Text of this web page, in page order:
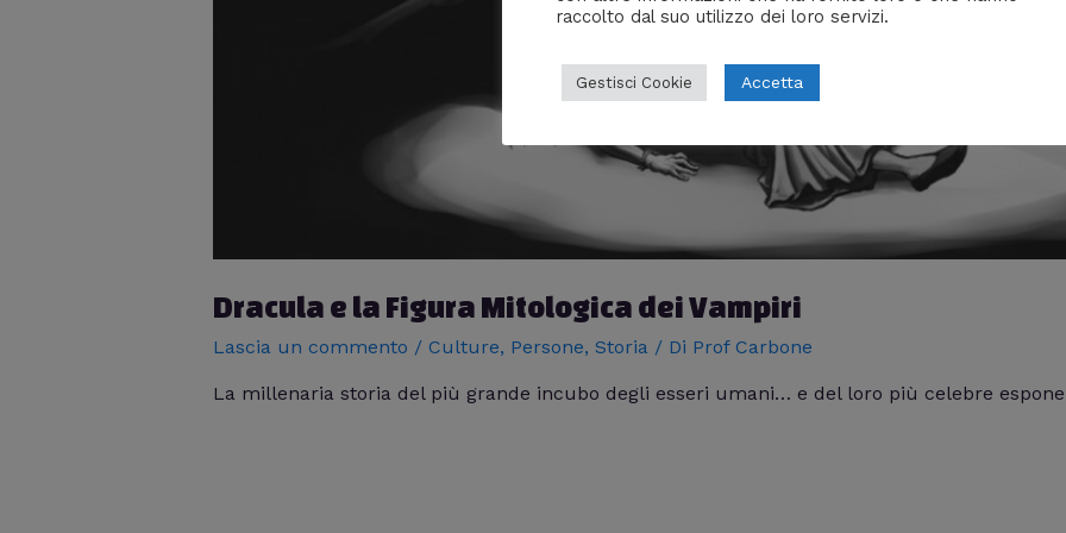
Dracula e la Figura Mitologica dei Vampiri
Lascia un commento / Culture, Persone, Storia / Di Prof Carbone
La millenaria storia del più grande incubo degli esseri umani… e del loro più celebre
raccolto dal suo utilizzo dei loro servizi.
Gestisci Cookie Accetta